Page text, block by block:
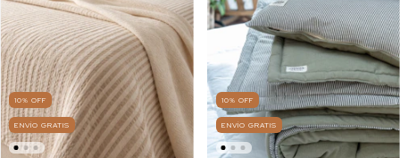
10% OFF
ENVÍO GRATIS
10% OFF
ENVÍO GRATIS